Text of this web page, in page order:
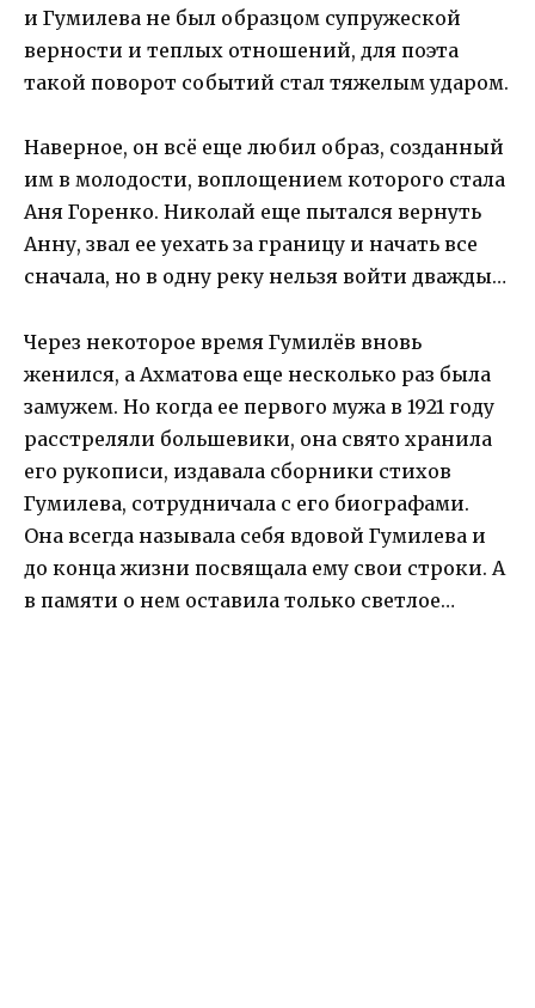
и Гумилева не был образцом супружеской
верности и теплых отношений, для поэта
такой поворот событий стал тяжелым ударом.
Наверное, он всё еще любил образ, созданный
им в молодости, воплощением которого стала
Аня Горенко. Николай еще пытался вернуть
Анну, звал ее уехать за границу и начать все
сначала, но в одну реку нельзя войти дважды…
Через некоторое время Гумилёв вновь
женился, а Ахматова еще несколько раз была
замужем. Но когда ее первого мужа в 1921 году
расстреляли большевики, она свято хранила
его рукописи, издавала сборники стихов
Гумилева, сотрудничала с его биографами.
Она всегда называла себя вдовой Гумилева и
до конца жизни посвящала ему свои строки. А
в памяти о нем оставила только светлое…